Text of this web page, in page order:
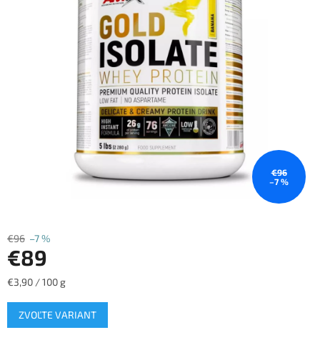
€96
–7 %
€96 –7 %
€89
Jednotková
€3,90 / 100 g
ZVOĽTE VARIANT